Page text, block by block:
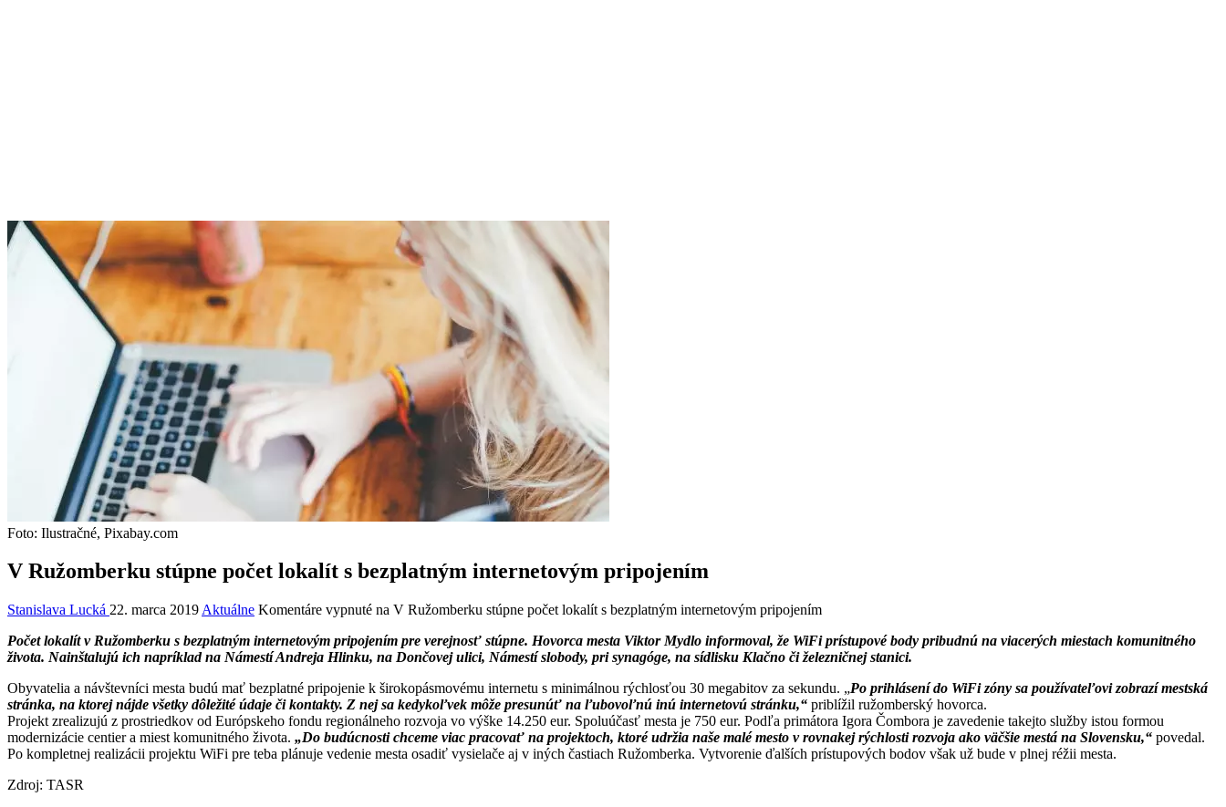
Foto: Ilustračné, Pixabay.com
V Ružomberku stúpne počet lokalít s bezplatným internetovým pripojením
Stanislava Lucká 22. marca 2019 Aktuálne Komentáre vypnuté na V Ružomberku stúpne počet lokalít s bezplatným internetovým pripojením
Počet lokalít v Ružomberku s bezplatným internetovým pripojením pre verejnosť stúpne. Hovorca mesta Viktor Mydlo informoval, že WiFi prístupové body pribudnú na viacerých miestach komunitného
života. Nainštalujú ich napríklad na Námestí Andreja Hlinku, na Dončovej ulici, Námestí slobody, pri synagóge, na sídlisku Klačno či železničnej stanici.
Obyvatelia a návštevníci mesta budú mať bezplatné pripojenie k širokopásmovému internetu s minimálnou rýchlosťou 30 megabitov za sekundu. „Po prihlásení do WiFi zóny sa používateľovi zobrazí mestská
stránka, na ktorej nájde všetky dôležité údaje či kontakty. Z nej sa kedykoľvek môže presunúť na ľubovoľnú inú internetovú stránku,“ priblížil ružomberský hovorca.
Projekt zrealizujú z prostriedkov od Európskeho fondu regionálneho rozvoja vo výške 14.250 eur. Spoluúčasť mesta je 750 eur. Podľa primátora Igora Čombora je zavedenie takejto služby istou formou
modernizácie centier a miest komunitného života. „Do budúcnosti chceme viac pracovať na projektoch, ktoré udržia naše malé mesto v rovnakej rýchlosti rozvoja ako väčšie mestá na Slovensku,“ povedal.
Po kompletnej realizácii projektu WiFi pre teba plánuje vedenie mesta osadiť vysielače aj v iných častiach Ružomberka. Vytvorenie ďalších prístupových bodov však už bude v plnej réžii mesta.
Zdroj: TASR